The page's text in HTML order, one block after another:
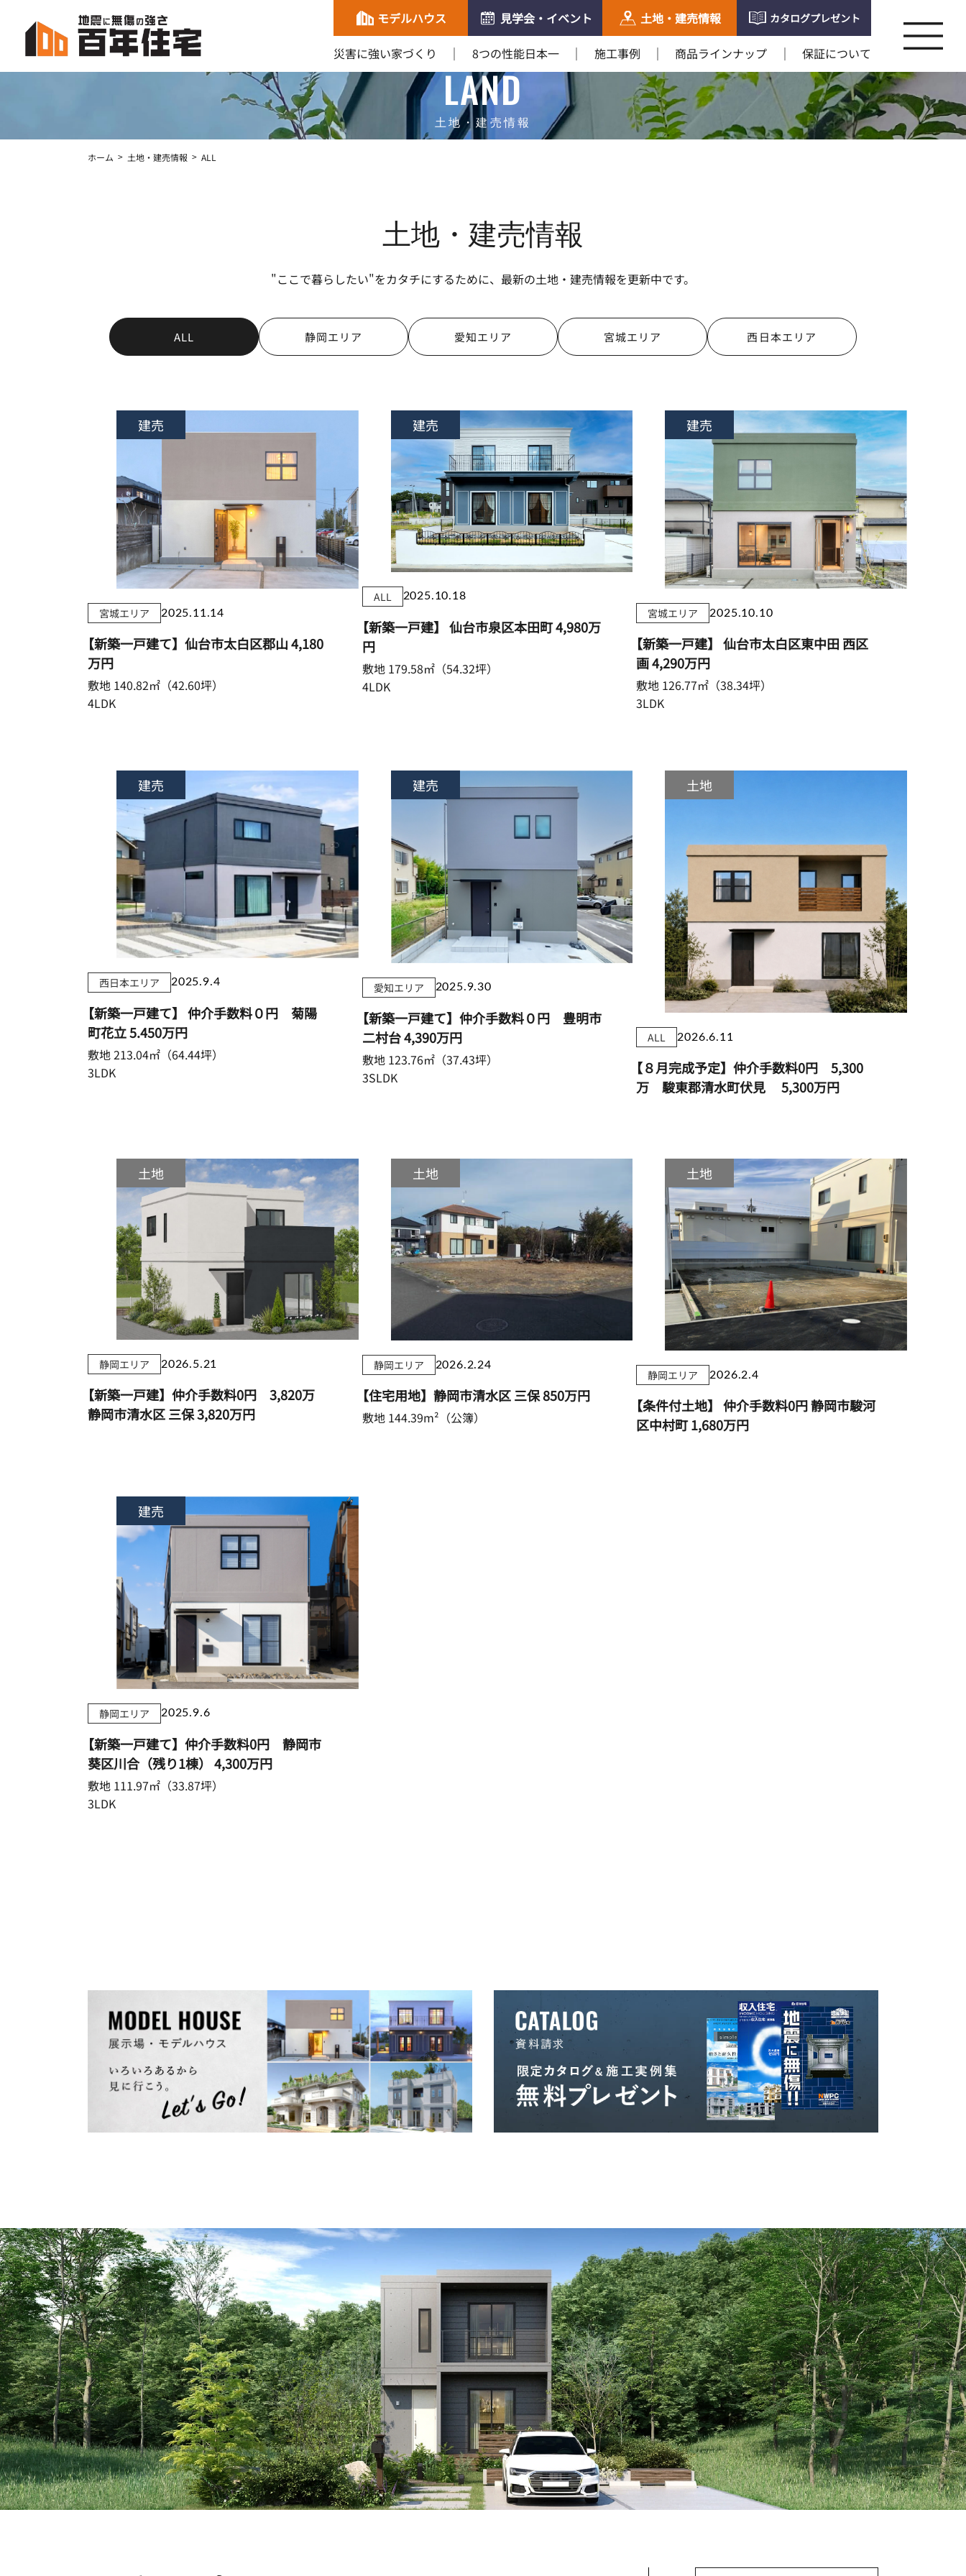
ツ
シ
モデルハウス 見学会・イベント 土地・建売情報 カタログプレゼント
災害に強い家づくり 8つの性能日本一 施工事例 商品ラインナップ 保証について
LAND
土地・建売情報
ホーム 土地・建売情報 ALL
土地・建売情報
"ここで暮らしたい"をカタチにするために、最新の土地・建売情報を更新中です。
ALL 静岡エリア 愛知エリア 宮城エリア 西日本エリア
建売
宮城エリア 2025.11.14
【新築一戸建て】仙台市太白区郡山4,180
万円
敷地 140.82㎡（42.60坪）
4LDK
建売
ALL 2025.10.18
【新築一戸建】 仙台市泉区本田町4,980万
円
敷地 179.58㎡（54.32坪）
4LDK
建売
宮城エリア 2025.10.10
【新築一戸建】 仙台市太白区東中田 西区
画4,290万円
敷地 126.77㎡（38.34坪）
3LDK
建売
西日本エリア 2025.9.4
【新築一戸建て】 仲介手数料０円 菊陽
町花立5.450万円
敷地 213.04㎡（64.44坪）
3LDK
建売
愛知エリア 2025.9.30
【新築一戸建て】仲介手数料０円 豊明市
二村台4,390万円
敷地 123.76㎡（37.43坪）
3SLDK
土地
ALL 2026.6.11
【８月完成予定】仲介手数料0円 5,300
万 駿東郡清水町伏見5,300万円
土地
静岡エリア 2026.5.21
【新築一戸建】仲介手数料0円 3,820万
静岡市清水区 三保3,820万円
土地
静岡エリア 2026.2.24
【住宅用地】静岡市清水区 三保850万円
敷地 144.39m²（公簿）
土地
静岡エリア 2026.2.4
【条件付土地】 仲介手数料0円 静岡市駿河
区中村町1,680万円
建売
静岡エリア 2025.9.6
【新築一戸建て】仲介手数料0円 静岡市
葵区川合（残り1棟） 4,300万円
敷地 111.97㎡（33.87坪）
3LDK